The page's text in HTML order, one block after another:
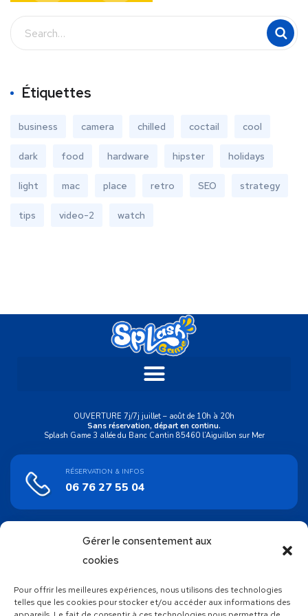
Gérer le consentement aux
cookies
Pour offrir les meilleures expériences, nous utilisons des technologies
telles que les cookies pour stocker et/ou accéder aux informations des
Étiquettes
business camera chilled coctail cool
dark food hardware hipster holidays
light mac place retro SEO strategy
tips video-2 watch
OUVERTURE 7j/7j juillet – août de 10h à 20h
Sans réservation, départ en continu.
Splash Game 3 allée du Banc Cantin 85460 l’Aiguillon sur Mer
RÉSERVATION & INFOS
06 76 27 55 04
ACHAT EN LIGNE
Bons cadeaux
SUIVEZ NOUS !